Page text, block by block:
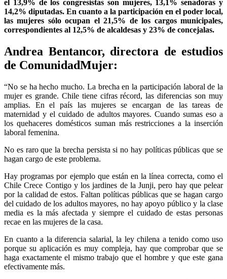
el 13,9% de los congresistas son mujeres, 13,1% senadoras y
14,2% diputadas. En cuanto a la participación en el poder local,
las mujeres sólo ocupan el 21,5% de los cargos municipales,
correspondientes al 12,5% de alcaldesas y 23% de concejalas.
Andrea Bentancor, directora de estudios
de ComunidadMujer:
“No se ha hecho mucho. La brecha en la participación laboral de la
mujer es grande. Chile tiene cifras récord, las diferencias son muy
amplias. En el país las mujeres se encargan de las tareas de
maternidad y el cuidado de adultos mayores. Cuando sumas eso a
los quehaceres domésticos suman más restricciones a la inserción
laboral femenina.
No es raro que la brecha persista si no hay políticas públicas que se
hagan cargo de este problema.
Hay programas por ejemplo que están en la línea correcta, como el
Chile Crece Contigo y los jardines de la Junji, pero hay que pelear
por la calidad de estos. Faltan políticas públicas que se hagan cargo
del cuidado de los adultos mayores, no hay apoyo público y la clase
media es la más afectada y siempre el cuidado de estas personas
recae en las mujeres de la casa.
En cuanto a la diferencia salarial, la ley chilena a tenido como uso
porque su aplicación es muy compleja, hay que comprobar que se
haga exactamente el mismo trabajo que el hombre y que este gana
efectivamente más.